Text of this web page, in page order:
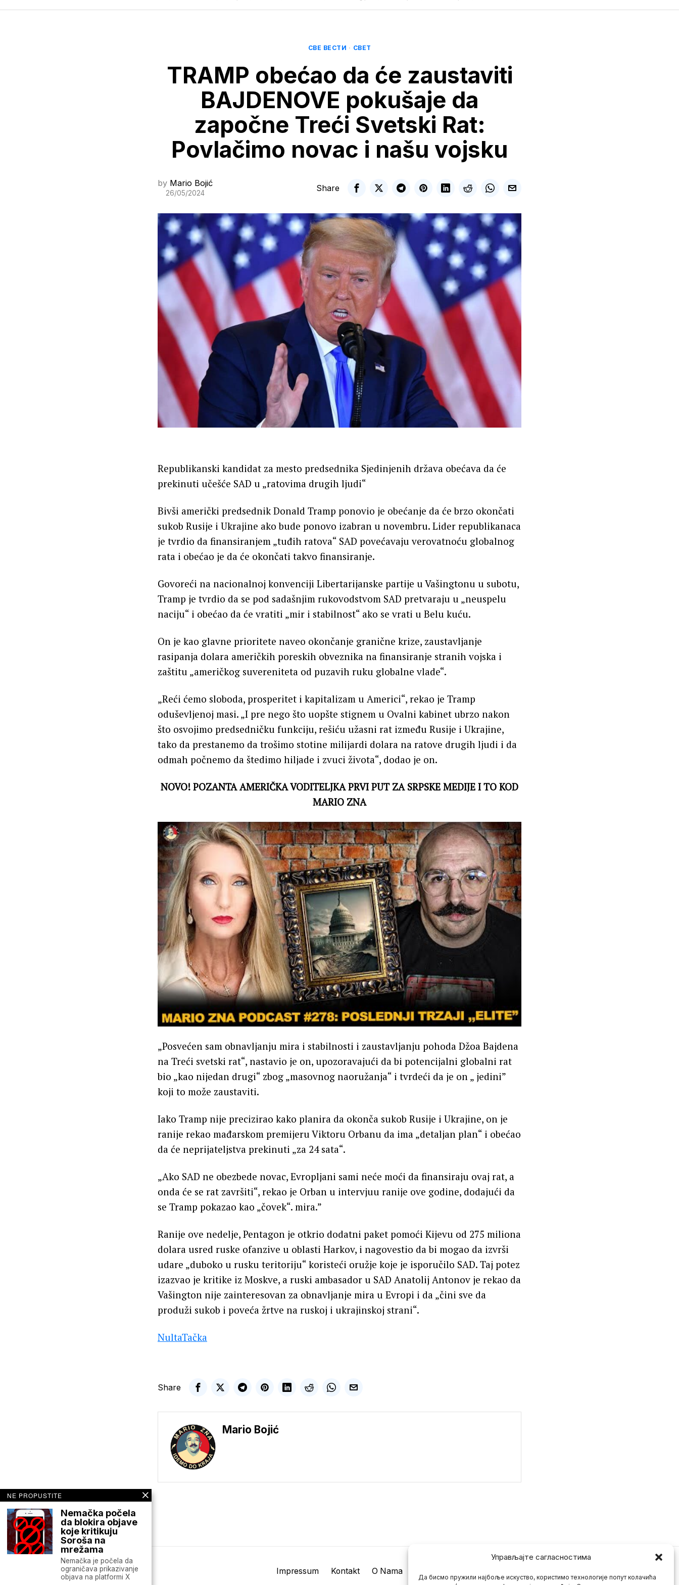
Управљајте сагласностима
Да бисмо пружили најбоље искуство, користимо технологије попут колачића
СВЕ ВЕСТИ · СВЕТ
TRAMP obećao da će zaustaviti
BAJDENOVE pokušaje da
započne Treći Svetski Rat:
Povlačimo novac i našu vojsku
by Mario Bojić
26/05/2024
Share
Republikanski kandidat za mesto predsednika Sjedinjenih država obećava da će
prekinuti učešće SAD u „ratovima drugih ljudi“
Bivši američki predsednik Donald Tramp ponovio je obećanje da će brzo okončati
sukob Rusije i Ukrajine ako bude ponovo izabran u novembru. Lider republikanaca
je tvrdio da finansiranjem „tuđih ratova“ SAD povećavaju verovatnoću globalnog
rata i obećao je da će okončati takvo finansiranje.
Govoreći na nacionalnoj konvenciji Libertarijanske partije u Vašingtonu u subotu,
Tramp je tvrdio da se pod sadašnjim rukovodstvom SAD pretvaraju u „neuspelu
naciju“ i obećao da će vratiti „mir i stabilnost“ ako se vrati u Belu kuću.
On je kao glavne prioritete naveo okončanje granične krize, zaustavljanje
rasipanja dolara američkih poreskih obveznika na finansiranje stranih vojska i
zaštitu „američkog suvereniteta od puzavih ruku globalne vlade“.
„Reći ćemo sloboda, prosperitet i kapitalizam u Americi“, rekao je Tramp
oduševljenoj masi. „I pre nego što uopšte stignem u Ovalni kabinet ubrzo nakon
što osvojimo predsedničku funkciju, rešiću užasni rat između Rusije i Ukrajine,
tako da prestanemo da trošimo stotine milijardi dolara na ratove drugih ljudi i da
odmah počnemo da štedimo hiljade i zvuci života“, dodao je on.
NOVO! POZANTA AMERIČKA VODITELJKA PRVI PUT ZA SRPSKE MEDIJE I TO KOD
MARIO ZNA
„Posvećen sam obnavljanju mira i stabilnosti i zaustavljanju pohoda Džoa Bajdena
na Treći svetski rat“, nastavio je on, upozoravajući da bi potencijalni globalni rat
bio „kao nijedan drugi“ zbog „masovnog naoružanja“ i tvrdeći da je on „ jedini”
koji to može zaustaviti.
Iako Tramp nije precizirao kako planira da okonča sukob Rusije i Ukrajine, on je
ranije rekao mađarskom premijeru Viktoru Orbanu da ima „detaljan plan“ i obećao
da će neprijateljstva prekinuti „za 24 sata“.
„Ako SAD ne obezbede novac, Evropljani sami neće moći da finansiraju ovaj rat, a
onda će se rat završiti“, rekao je Orban u intervjuu ranije ove godine, dodajući da
se Tramp pokazao kao „čovek“. mira.”
Ranije ove nedelje, Pentagon je otkrio dodatni paket pomoći Kijevu od 275 miliona
dolara usred ruske ofanzive u oblasti Harkov, i nagovestio da bi mogao da izvrši
udare „duboko u rusku teritoriju“ koristeći oružje koje je isporučilo SAD. Taj potez
izazvao je kritike iz Moskve, a ruski ambasador u SAD Anatolij Antonov je rekao da
Vašington nije zainteresovan za obnavljanje mira u Evropi i da „čini sve da
produži sukob i poveća žrtve na ruskoj i ukrajinskoj strani“.
NultaTačka
Share
Mario Bojić
Mario zna Youtube Impressum Kontakt O Nama
NE PROPUSTITE
Nemačka počela
da blokira objave
koje kritikuju
Soroša na
mrežama
Nemačka je počela da
ograničava prikazivanje
objava na platformi X